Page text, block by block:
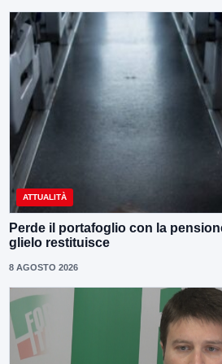
ATTUALITÀ
Perde il portafoglio con la
glielo restituisce
8 AGOSTO 2026